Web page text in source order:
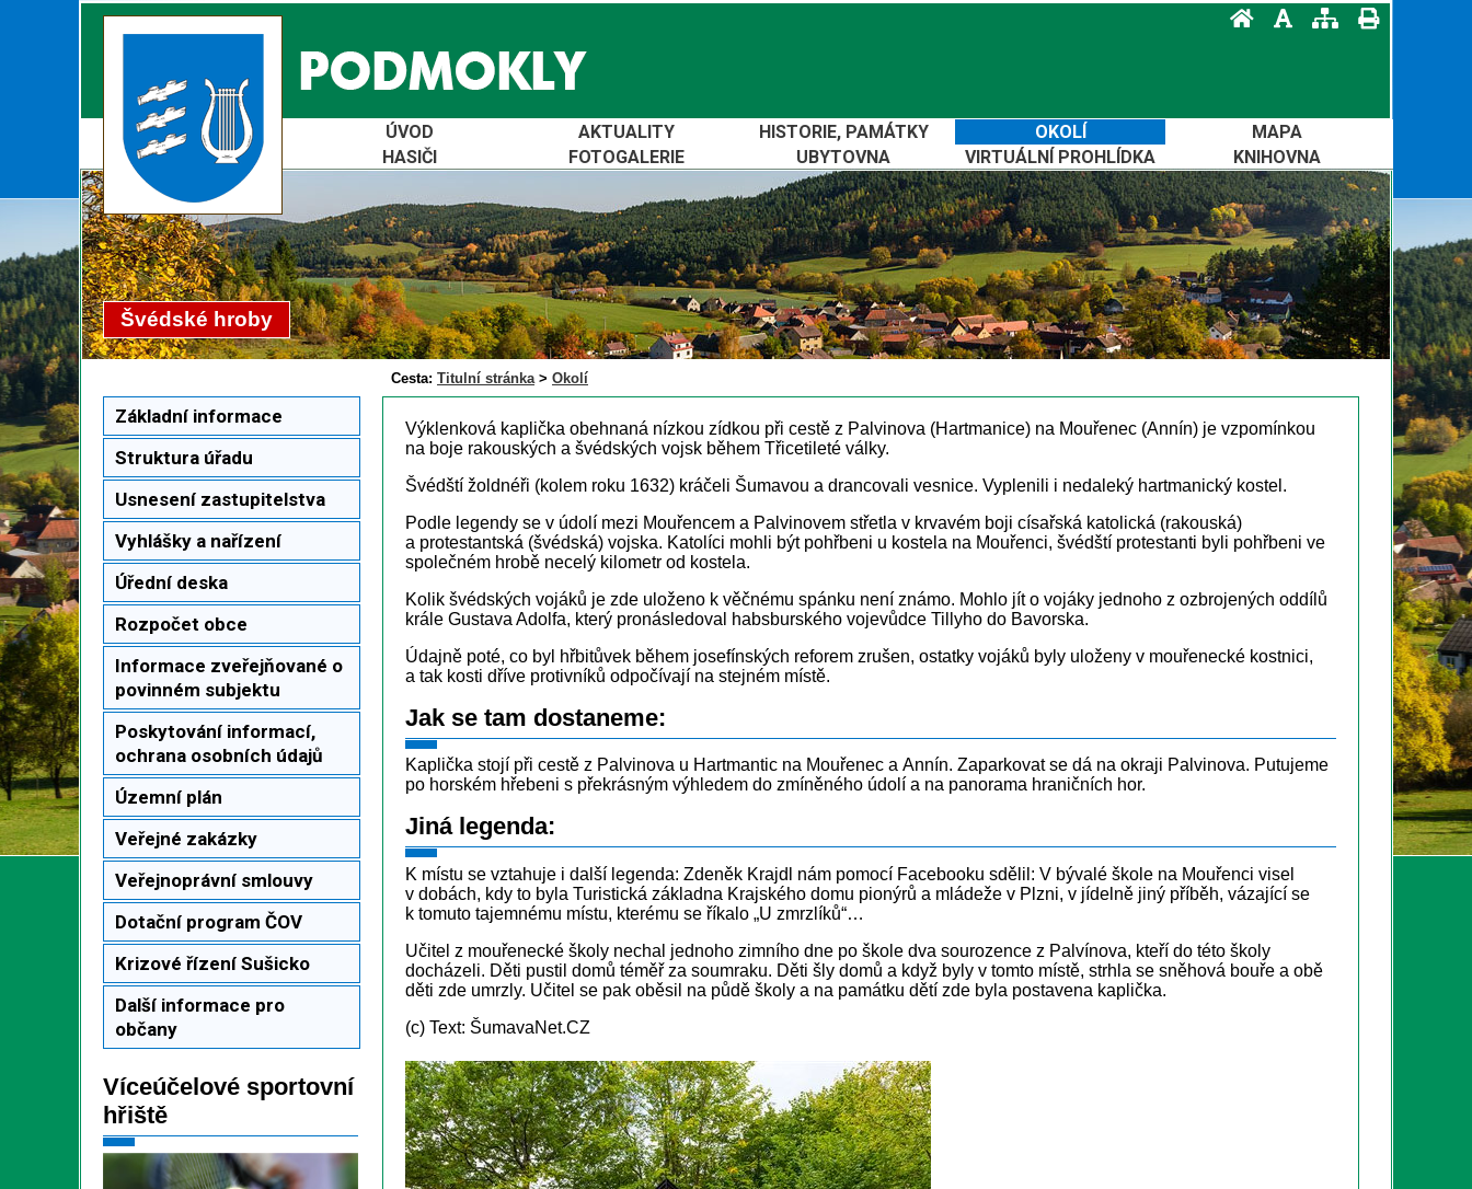
ÚVOD AKTUALITY HISTORIE, PAMÁTKY OKOLÍ
MAPA
HASIČI
FOTOGALERIE UBYTOVNA VIRTUÁLNÍ PROHLÍDKA KNIHOVNA
Švédské hroby
Cesta: Titulní stránka> Okolí
Základní informace
Struktura úřadu
Usnesení zastupitelstva
Vyhlášky a nařízení
Úřední deska
Rozpočet obce
Informace zveřejňované o
povinném subjektu
Poskytování informací,
ochrana osobních údajů
Územní plán
Veřejné zakázky
Veřejnoprávní smlouvy
Dotační program ČOV
Krizové řízení Sušicko
Další informace pro
občany
Víceúčelové sportovní
hřiště
Výklenková kaplička obehnaná nízkou zídkou při cestě z Palvinova (Hartmanice) na Mouřenec (Annín) je vzpomínkou
na boje rakouských a švédských vojsk během Třicetileté války.
Švédští žoldnéři (kolem roku 1632) kráčeli Šumavou a drancovali vesnice. Vyplenili i nedaleký hartmanický kostel.
Podle legendy se v údolí mezi Mouřencem a Palvinovem střetla v krvavém boji císařská katolická (rakouská)
a protestantská (švédská) vojska. Katolíci mohli být pohřbeni u kostela na Mouřenci, švédští protestanti byli pohřbeni ve
společném hrobě necelý kilometr od kostela.
Kolik švédských vojáků je zde uloženo k věčnému spánku není známo. Mohlo jít o vojáky jednoho z ozbrojených oddílů
krále Gustava Adolfa, který pronásledoval habsburského vojevůdce Tillyho do Bavorska.
Údajně poté, co byl hřbitůvek během josefínských reforem zrušen, ostatky vojáků byly uloženy v mouřenecké kostnici,
a tak kosti dříve protivníků odpočívají na stejném místě.
Jak se tam dostaneme:
Kaplička stojí při cestě z Palvinova u Hartmantic na Mouřenec a Annín. Zaparkovat se dá na okraji Palvinova. Putujeme
po horském hřebeni s překrásným výhledem do zmíněného údolí a na panorama hraničních hor.
Jiná legenda:
K místu se vztahuje i další legenda: Zdeněk Krajdl nám pomocí Facebooku sdělil: V bývalé škole na Mouřenci visel
v dobách, kdy to byla Turistická základna Krajského domu pionýrů a mládeže v Plzni, v jídelně jiný příběh, vázající se
k tomuto tajemnému místu, kterému se říkalo „U zmrzlíků“…
Učitel z mouřenecké školy nechal jednoho zimního dne po škole dva sourozence z Palvínova, kteří do této školy
docházeli. Děti pustil domů téměř za soumraku. Děti šly domů a když byly v tomto místě, strhla se sněhová bouře a obě
děti zde umrzly. Učitel se pak oběsil na půdě školy a na památku dětí zde byla postavena kaplička.
(c) Text: ŠumavaNet.CZ